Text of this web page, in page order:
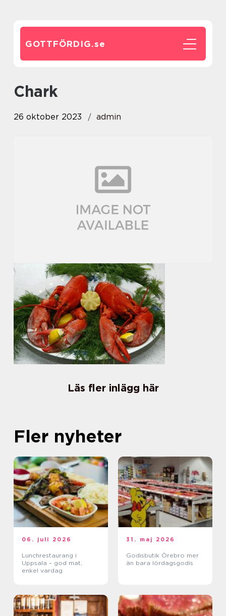
GOTTFÖRDIG.se
chark
26 oktober 2023 admin
Läs fler inlägg här
Fler nyheter
06. juli 2026
Lunchrestaurang i
Uppsala – god mat,
enkel vardag
31. maj 2026
Godisbutik Örebro mer
än bara lördagsgodis